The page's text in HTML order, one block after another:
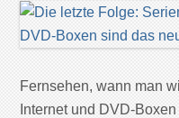
Fernsehen, wann man
Internet und DVD-